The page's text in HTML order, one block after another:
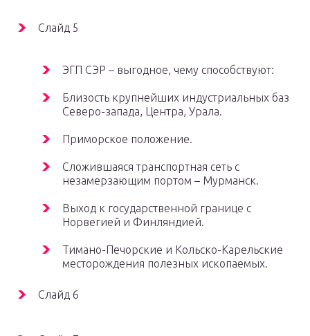
Слайд 5
ЭГП СЭР – выгодное, чему способствуют:
Близость крупнейших индустриальных баз
Северо-запада, Центра, Урала.
Приморское положение.
Сложившаяся транспортная сеть с
незамерзающим портом – Мурманск.
Выход к государственной границе с
Норвегией и Финляндией.
Тимано-Печорские и Кольско-Карельские
месторождения полезных ископаемых.
Слайд 6